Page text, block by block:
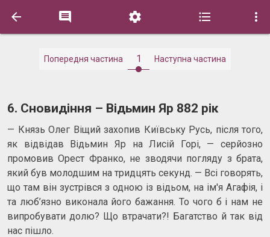
    
Попередня частина 1 Наступна частина
6. Сновидіння – Відьмин Яр 882 рік
— Князь Олег Віщий захопив Київську Русь, після того,
як відвідав Відьмин Яр на Лисій Горі, — серйозно
промовив Орест Франко, не зводячи погляду з брата,
який був молодшим на тридцять секунд. — Всі говорять,
що там він зустрівся з одною із відьом, на ім'я Агафія, і
та люб’язно виконала його бажання. То чого б і нам не
випробувати долю? Що втрачати?! Багатство й так від
нас пішло.